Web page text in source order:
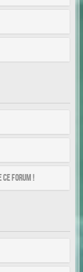
ce forum !